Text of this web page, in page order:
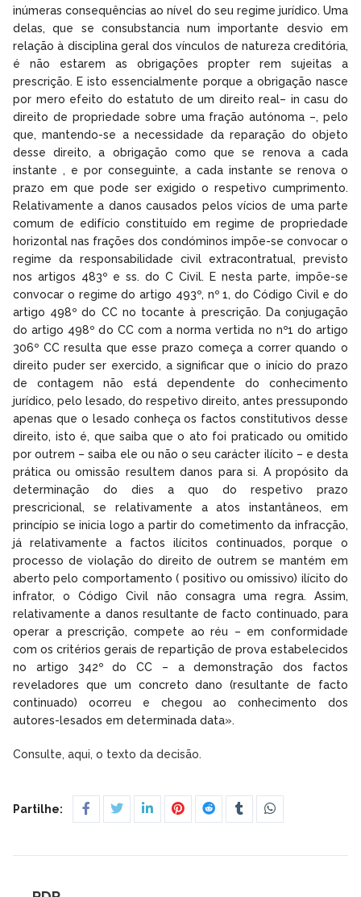
inúmeras consequências ao nível do seu regime jurídico. Uma
delas, que se consubstancia num importante desvio em
relação à disciplina geral dos vínculos de natureza creditória,
é não estarem as obrigações propter rem sujeitas a
prescrição. E isto essencialmente porque a obrigação nasce
por mero efeito do estatuto de um direito real– in casu do
direito de propriedade sobre uma fração autónoma –, pelo
que, mantendo-se a necessidade da reparação do objeto
desse direito, a obrigação como que se renova a cada
instante , e por conseguinte, a cada instante se renova o
prazo em que pode ser exigido o respetivo cumprimento.
Relativamente a danos causados pelos vícios de uma parte
comum de edifício constituído em regime de propriedade
horizontal nas frações dos condóminos impõe-se convocar o
regime da responsabilidade civil extracontratual, previsto
nos artigos 483º e ss. do C Civil. E nesta parte, impõe-se
convocar o regime do artigo 493º, nº 1, do Código Civil e do
artigo 498º do CC no tocante à prescrição. Da conjugação
do artigo 498º do CC com a norma vertida no nº1 do artigo
306º CC resulta que esse prazo começa a correr quando o
direito puder ser exercido, a significar que o início do prazo
de contagem não está dependente do conhecimento
jurídico, pelo lesado, do respetivo direito, antes pressupondo
apenas que o lesado conheça os factos constitutivos desse
direito, isto é, que saiba que o ato foi praticado ou omitido
por outrem – saiba ele ou não o seu carácter ilícito – e desta
prática ou omissão resultem danos para si. A propósito da
determinação do dies a quo do respetivo prazo
prescricional, se relativamente a atos instantâneos, em
princípio se inicia logo a partir do cometimento da infracção,
já relativamente a factos ilícitos continuados, porque o
processo de violação do direito de outrem se mantém em
aberto pelo comportamento ( positivo ou omissivo) ilícito do
infrator, o Código Civil não consagra uma regra. Assim,
relativamente a danos resultante de facto continuado, para
operar a prescrição, compete ao réu – em conformidade
com os critérios gerais de repartição de prova estabelecidos
no artigo 342º do CC – a demonstração dos factos
reveladores que um concreto dano (resultante de facto
continuado) ocorreu e chegou ao conhecimento dos
autores-lesados em determinada data».
Consulte, aqui, o texto da decisão.
Partilhe: